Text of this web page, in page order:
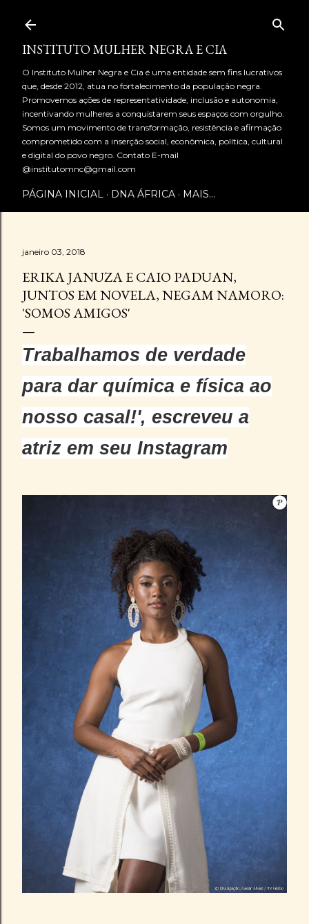
INSTITUTO MULHER NEGRA E CIA
O Instituto Mulher Negra e Cia é uma entidade sem fins lucrativos
que, desde 2012, atua no fortalecimento da população negra.
Promovemos ações de representatividade, inclusão e autonomia,
incentivando mulheres a conquistarem seus espaços com orgulho.
Somos um movimento de transformação, resistência e afirmação
comprometido com a inserção social, econômica, política, cultural
e digital do povo negro. Contato E-mail
@institutomnc@gmail.com
PÁGINA INICIAL DNA ÁFRICA MAIS…
janeiro 03, 2018
ERIKA JANUZA E CAIO PADUAN,
JUNTOS EM NOVELA, NEGAM NAMORO:
'SOMOS AMIGOS'
Trabalhamos de verdade
para dar química e física ao
nosso casal!', escreveu a
atriz em seu Instagram